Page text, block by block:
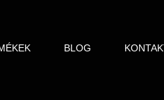
BLOG